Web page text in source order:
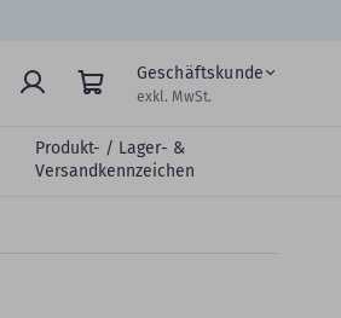
Geschäftskunde
exkl. MwSt.
Produkt- / Lager- &
Versandkennzeichen